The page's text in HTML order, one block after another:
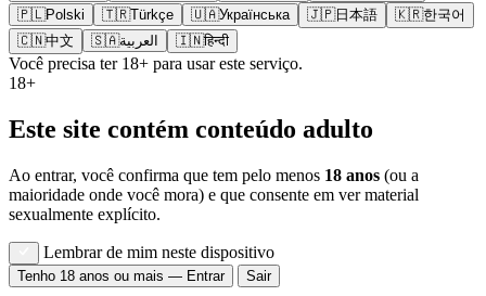
🇵🇱Polski 🇹🇷Türkçe 🇺🇦Українська 🇯🇵日本語 🇰🇷한국어
🇨🇳中文 🇸🇦العربية 🇮🇳हिन्दी
Você precisa ter 18+ para usar este serviço.
18+
Este site contém conteúdo adulto
Ao entrar, você confirma que tem pelo menos 18 anos (ou a
maioridade onde você mora) e que consente em ver material
sexualmente explícito.
Lembrar de mim neste dispositivo
Tenho 18 anos ou mais — Entrar Sair